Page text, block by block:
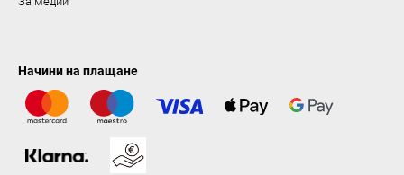
Начини на плащане